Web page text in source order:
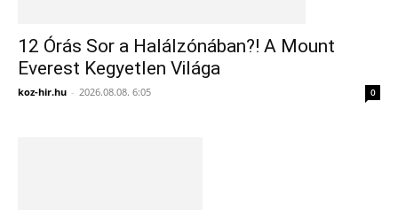
12 Órás Sor a Halálzónában?! A Mount
Everest Kegyetlen Világa
koz-hir.hu - 2026.08.08. 6:05 0